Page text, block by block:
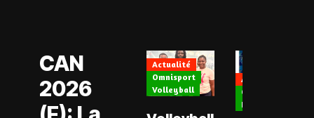
CAN
2026
Actualité
Omnisport
Volleyball
Actualité
CAN Féminine
Football Féminin